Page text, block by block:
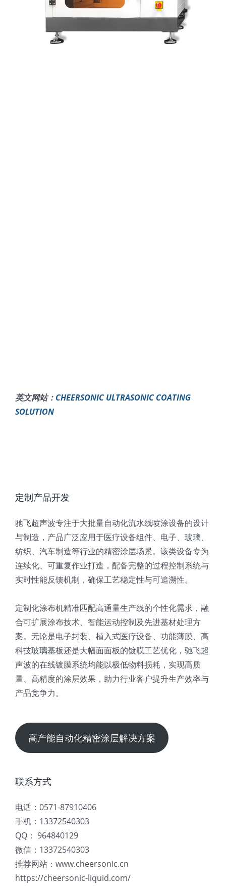
英文网站： CHEERSONIC ULTRASONIC COATING
SOLUTION
定制产品开发
驰飞超声波专注于大批量自动化流水线喷涂设备的设计
与制造，产品广泛应用于医疗设备组件、电子、玻璃、
纺织、汽车制造等行业的精密涂层场景。该类设备专为
连续化、可重复作业打造，配备完整的过程控制系统与
实时性能反馈机制，确保工艺稳定性与可追溯性。
定制化涂布机精准匹配高通量生产线的个性化需求，融
合可扩展涂布技术、智能运动控制及先进基材处理方
案。无论是电子封装、植入式医疗设备、功能薄膜、高
科技玻璃基板还是大幅面面板的镀膜工艺优化，驰飞超
声波的在线镀膜系统均能以极低物料损耗，实现高质
量、高精度的涂层效果，助力行业客户提升生产效率与
产品竞争力。
高产能自动化精密涂层解决方案
联系方式
电话：0571-87910406
手机：13372540303
QQ： 964840129
微信：13372540303
推荐网站：www.cheersonic.cn
https://cheersonic-liquid.com/